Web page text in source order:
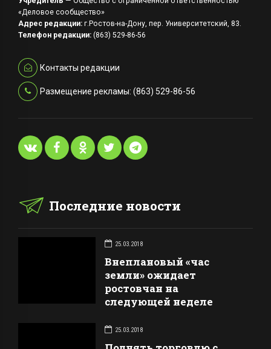
«Деловое сообщество»
Адрес редакции: г.Ростов-на-Дону, пер. Университетский, 83.
Телефон редакции: (863) 529-86-56
Контакты редакции
Размещение рекламы: (863) 529-86-56
Последние новости
25.03.2018
Внеплановый «час
земли» ожидает
ростовчан на
следующей неделе
25.03.2018